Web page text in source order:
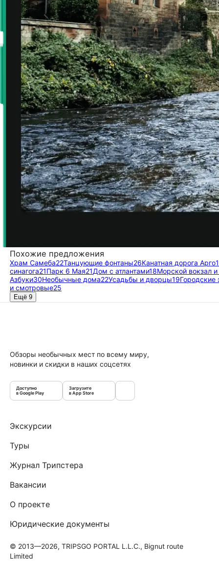
Похожие предложения
Храм Самеба22Танцующие фонтаны26Канатная дорога Арго
синагога21Парк 6 Мая21Дом с атлантами18Морской вокзал и
Азбуки30Необычные дома22Усадьбы и дворцы19Городские
и смотровые25
Ещё 9
Обзоры необычных мест по всему миру,
новинки и скидки в наших соцсетях
Доступно
в Google Play
Загрузите
в App Store
Экскурсии
Туры
Журнал Трипстера
Вакансии
О проекте
Юридические документы
© 2013—2026, TRIPSGO PORTAL L.L.C., Bignut route
Limited